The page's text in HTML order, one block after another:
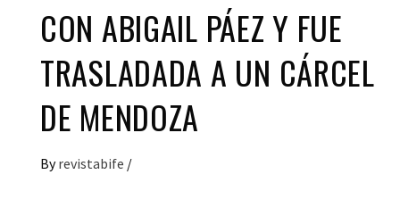
CON ABIGAIL PÁEZ Y FUE
TRASLADADA A UN CÁRCEL
DE MENDOZA
By revistabife /